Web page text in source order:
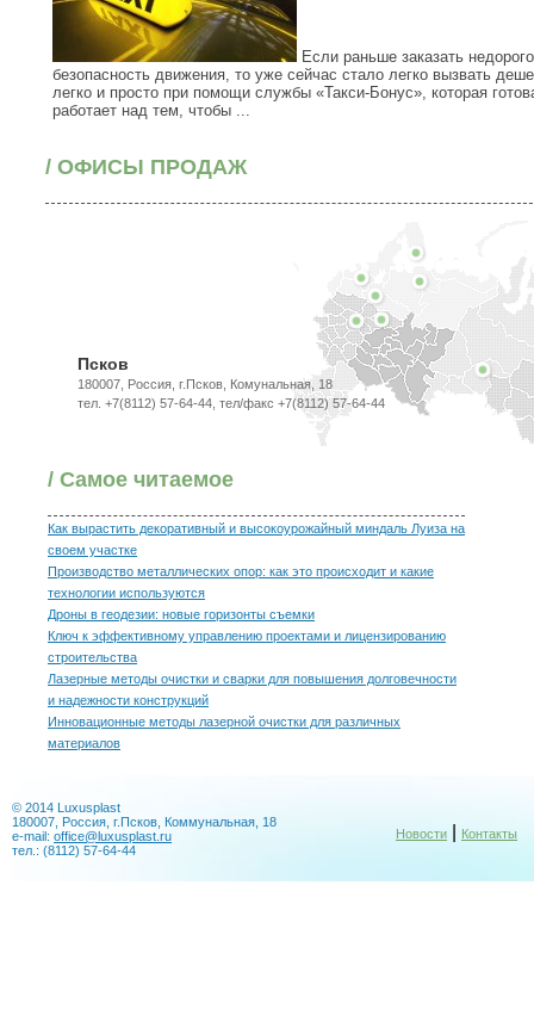
Если раньше заказать
безопасность движения, то уже сейчас стало легко вызвать
легко и просто при помощи службы «Такси-Бонус», которая
работает над тем, чтобы ...
/ ОФИСЫ ПРОДАЖ
Псков
180007, Россия, г.Псков, Комунальная, 18
тел. +7(8112) 57-64-44, тел/факс +7(8112) 57-64-44
/ Самое читаемое
Как вырастить декоративный и высокоурожайный миндаль Луиза на
своем участке
Производство металлических опор: как это происходит и какие
технологии используются
Дроны в геодезии: новые горизонты съемки
Ключ к эффективному управлению проектами и лицензированию
строительства
Лазерные методы очистки и сварки для повышения долговечности
и надежности конструкций
Инновационные методы лазерной очистки для различных
материалов
© 2014 Luxusplast
180007, Россия, г.Псков, Коммунальная, 18
e-mail: office@luxusplast.ru
тел.: (8112) 57-64-44
Новости Контакты